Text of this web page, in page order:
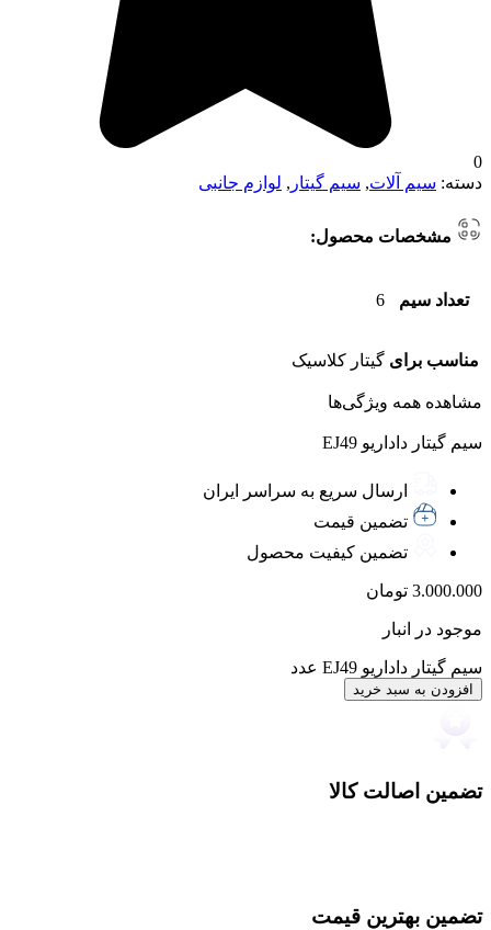
0
دسته: سیم آلات, سیم گیتار , لوازم جانبی
مشخصات محصول:
تعداد سیم 6
مناسب برای گیتار کلاسیک
مشاهده همه ویژگی‌ها
سیم گیتار داداریو EJ49
ارسال سریع به سراسر ایران
تضمین قیمت
تضمین کیفیت محصول
3.000.000 تومان
موجود در انبار
سیم گیتار داداریو EJ49 عدد
افزودن به سبد خرید
تضمین اصالت کالا
تضمین بهترین قیمت